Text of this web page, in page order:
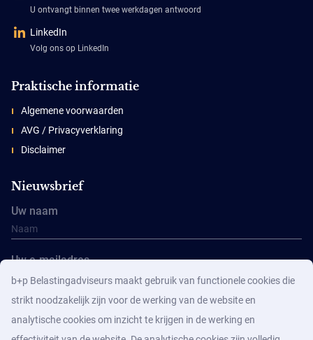
U ontvangt binnen twee werkdagen antwoord
LinkedIn
Volg ons op LinkedIn
Praktische informatie
Algemene voorwaarden
AVG / Privacyverklaring
Disclaimer
Nieuwsbrief
Uw naam
Uw e-mailadres
b+p Belastingadviseurs maakt gebruik van functionele cookies die
strikt noodzakelijk zijn voor de werking van de website en
analytische cookies om inzicht te krijgen in de werking en